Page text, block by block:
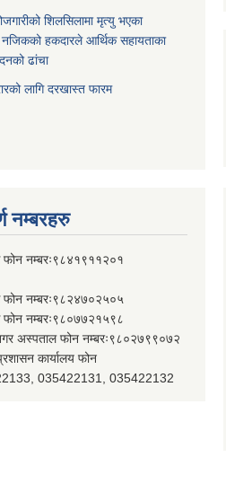
शिलसिलामा मृत्यु भएका
नजिकको हकदारले आर्थिक सहायताका
ढांचा
लागि दरखास्त फारम
नम्बरहरु
नम्बरः९८४१९११२०१
नम्बरः९८२४७०२५०५
नम्बरः९८०७७२१५९८
अस्पताल फोन नम्बरः९८०२७९९०७२
कार्यालय फोन
035422131, 035422132